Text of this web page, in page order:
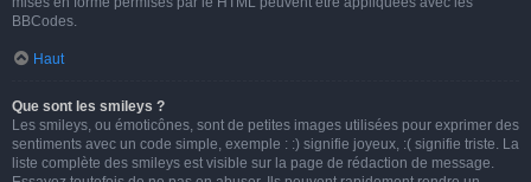
BBCodes.
Haut
Que sont les smileys ?
Les smileys, ou émoticônes, sont de petites images utilisées pour exprimer des
sentiments avec un code simple, exemple : :) signifie joyeux, :( signifie triste. La
liste complète des smileys est visible sur la page de rédaction de message.